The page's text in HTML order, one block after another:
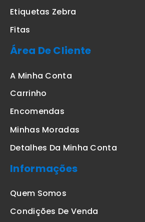
Etiquetas Zebra
Fitas
Área De Cliente
A Minha Conta
Carrinho
Encomendas
Minhas Moradas
Detalhes Da Minha Conta
Informações
Quem Somos
Condições De Venda